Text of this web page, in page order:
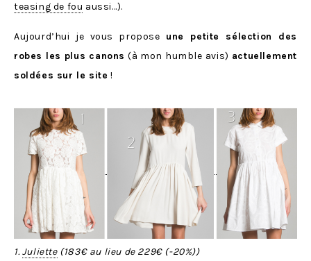
teasing de fou aussi…).
Aujourd’hui je vous propose une petite sélection des
robes les plus canons (à mon humble avis) actuellement
soldées sur le site !
1.Juliette(183€au lieu de 229€(-20%))